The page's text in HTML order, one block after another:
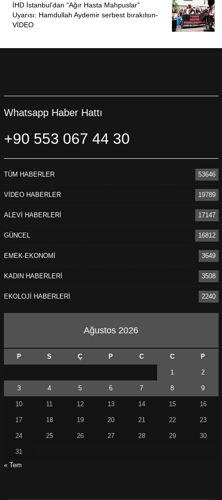
İHD İstanbul’dan “Ağır Hasta Mahpuslar”
Uyarısı: Hamdullah Aydemir serbest bırakılsın-
VİDEO
Whatsapp Haber Hattı
+90 553 067 44 30
TÜM HABERLER 53646
VİDEO HABERLER 19789
ALEVİ HABERLERİ 17147
GÜNCEL 16812
EMEK-EKONOMİ 3649
KADIN HABERLERİ 3508
EKOLOJİ HABERLERİ 2240
Ağustos 2026
P S Ç P C C P
1 2
3 4 5 6 7 8 9
10 11 12 13 14 15 16
17 18 19 20 21 22 23
24 25 26 27 28 29 30
31
« Tem